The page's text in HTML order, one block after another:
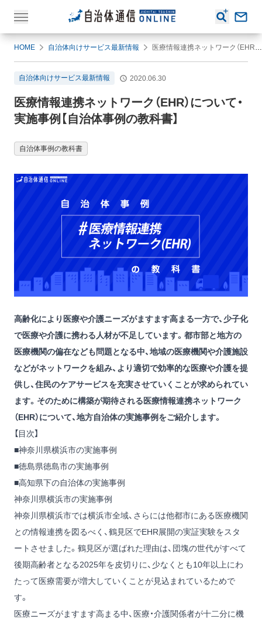
HOME 自治体向けサービス最新情報 医療情報連携ネットワーク（EHR）について・実施事例【自治体事例の教科書】
自治体向けサービス最新情報 2020.06.30
医療情報連携ネットワーク（EHR）について・
実施事例【自治体事例の教科書】
自治体事例の教科書
高齢化により医療や介護ニーズがますます高まる一方で、少子化
で医療や介護に携わる人材が不足しています。都市部と地方の
医療機関の偏在なども問題となる中、地域の医療機関や介護施設
などがネットワークを組み、より適切で効率的な医療や介護を提
供し、住民のケアサービスを充実させていくことが求められてい
ます。そのために構築が期待される医療情報連携ネットワーク
（EHR）について、地方自治体の実施事例をご紹介します。
【目次】
■神奈川県横浜市の実施事例
■徳島県徳島市の実施事例
■高知県下の自治体の実施事例
神奈川県横浜市の実施事例
神奈川県横浜市では横浜市全域、さらには他都市にある医療機関
との情報連携を図るべく、鶴見区でEHR展開の実証実験をスタ
ートさせました。鶴見区が選ばれた理由は、団塊の世代がすべて
後期高齢者となる2025年を皮切りに、少なくとも10年以上にわ
たって医療需要が増大していくことが見込まれているためで
す。
医療ニーズがますます高まる中、医療・介護関係者が十二分に機